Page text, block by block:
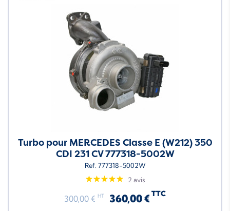
Turbo pour MERCEDES Classe E (W212) 350
CDI 231 CV 777318-5002W
Ref. 777318-5002W
2 avis
300,00 € HT 360,00 € TTC